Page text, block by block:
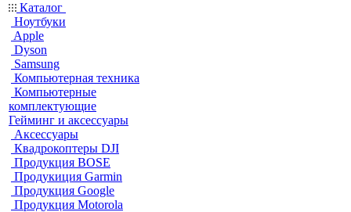
Каталог
Ноутбуки
Apple
Dyson
Samsung
Компьютерная техника
Компьютерные
комплектующие
Гейминг и аксессуары
Аксессуары
Квадрокоптеры DJI
Продукция BOSE
Продукиция Garmin
Продукция Google
Продукция Motorola